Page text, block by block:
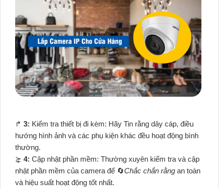
️↱ 3: Kiểm tra thiết bị đi kèm: Hãy Tin rằng dây cáp, điều
hướng hình ảnh và các phụ kiện khác đều hoạt động bình
thường.
⋩ 4: Cập nhật phần mềm: Thường xuyên kiểm tra và cập
nhật phần mềm của camera để 🔄Chắc chắn rằng an toàn
và hiệu suất hoạt động tốt nhất.